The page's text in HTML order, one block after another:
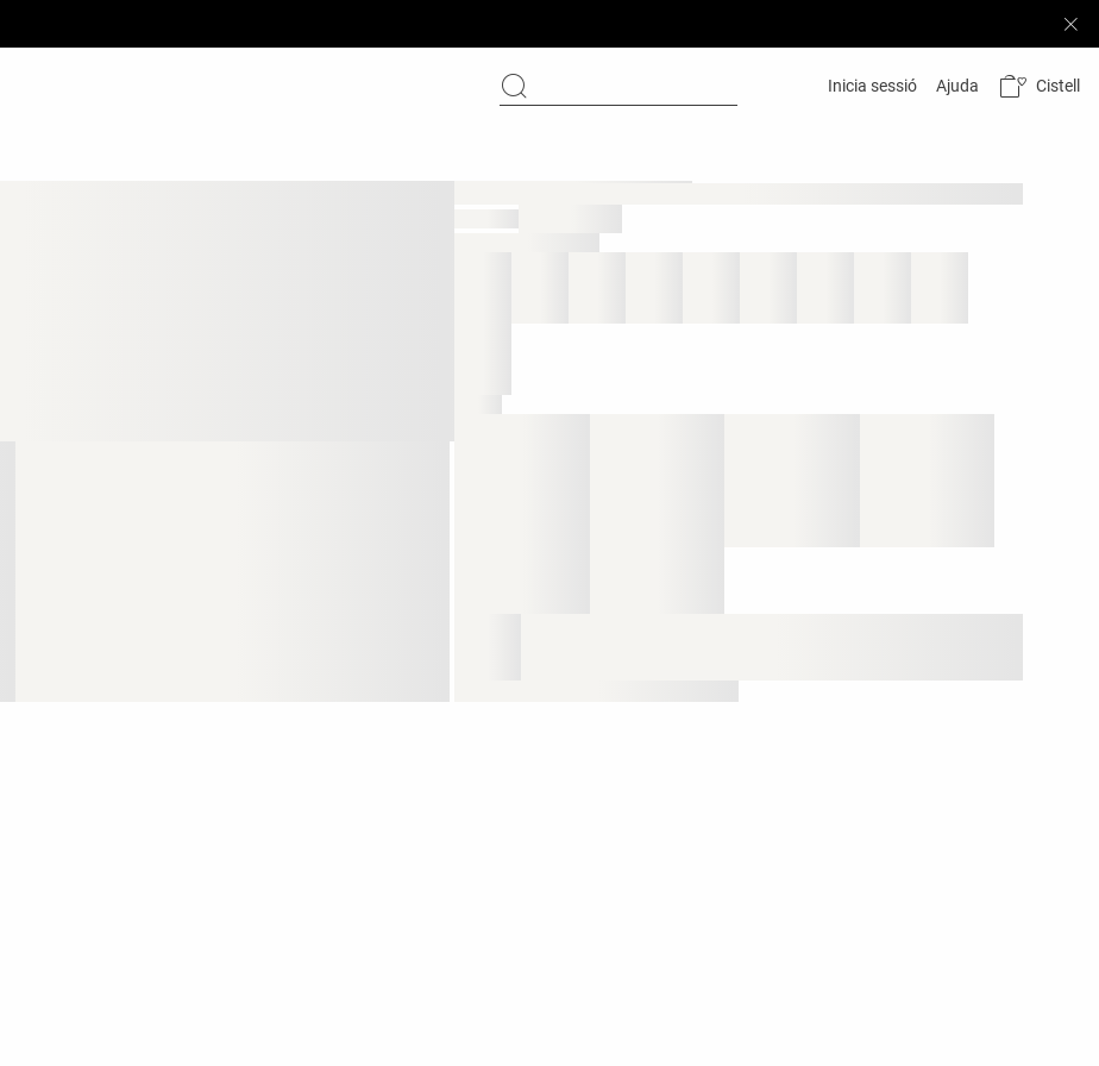
Inicia sessió Ajuda Cistell